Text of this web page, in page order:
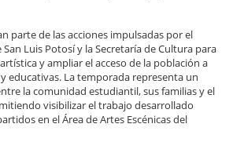
parte de las acciones impulsadas por el
Luis Potosí y la Secretaría de Cultura para
y ampliar el acceso de la población a
educativas. La temporada representa un
la comunidad estudiantil, sus familias y el
visibilizar el trabajo desarrollado
en el Área de Artes Escénicas del